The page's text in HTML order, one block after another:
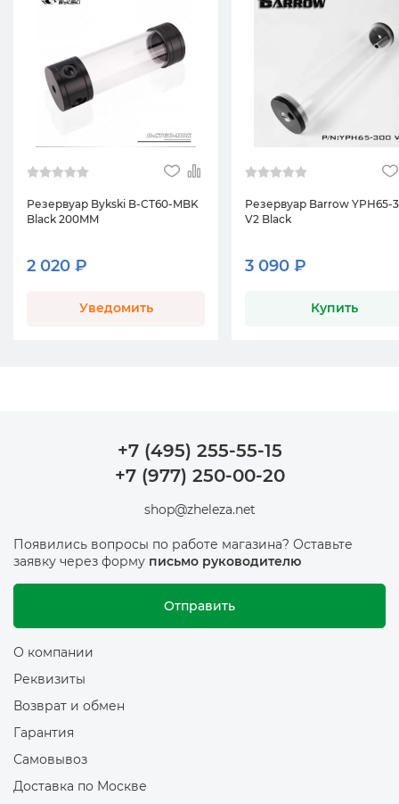
Резервуар Bykski B-CT60-MBK
Black 200MM
2 020 ₽
Уведомить
Резервуар Barrow YPH65-
V2 Black
3 090 ₽
Купить
+7 (495) 255-55-15
+7 (977) 250-00-20
shop@zheleza.net
Появились вопросы по работе магазина? Оставьте
заявку через форму письмо руководителю
Отправить
О компании
Реквизиты
Возврат и обмен
Гарантия
Самовывоз
Доставка по Москве